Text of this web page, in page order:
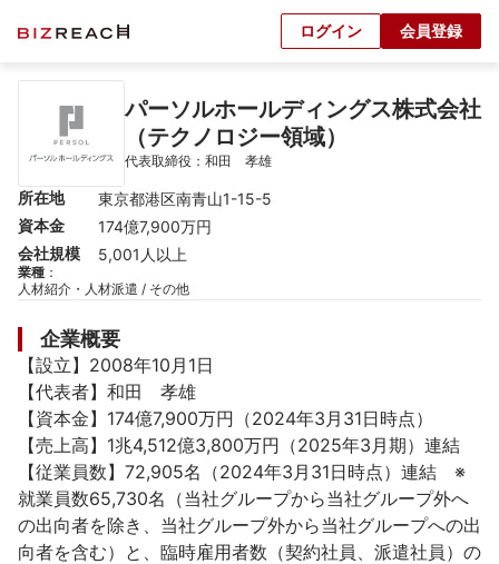
ログイン 会員登録
パーソルホールディングス株式会社
（テクノロジー領域）
代表取締役：和田　孝雄
所在地
東京都港区南青山1-15-5
資本金
174億7,900万円
会社規模
5,001人以上
業種 ：
人材紹介・人材派遣 / その他
企業概要
【設立】2008年10月1日
【代表者】和田　孝雄
【資本金】174億7,900万円（2024年3月31日時点）
【売上高】1兆4,512億3,800万円（2025年3月期）連結
【従業員数】72,905名（2024年3月31日時点）連結　※
就業員数65,730名（当社グループから当社グループ外へ
の出向者を除き、当社グループ外から当社グループへの出
向者を含む）と、臨時雇用者数（契約社員、派遣社員）の